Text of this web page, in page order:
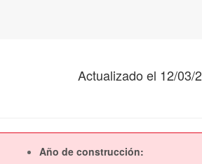
Actualizado el 12/03/
Año de construcción: